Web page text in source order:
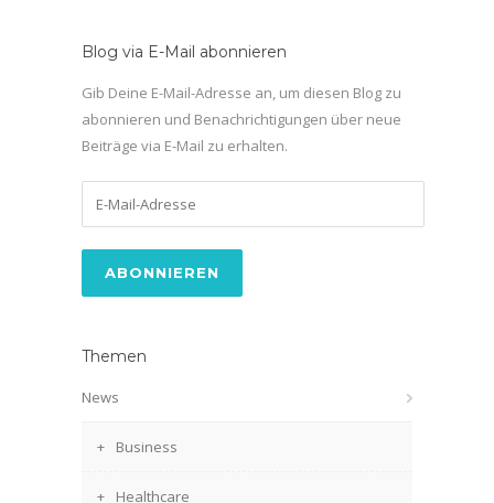
Blog via E-Mail abonnieren
Gib Deine E-Mail-Adresse an, um diesen Blog zu
abonnieren und Benachrichtigungen über neue
Beiträge via E-Mail zu erhalten.
Adresse
Themen
News
Business
Healthcare